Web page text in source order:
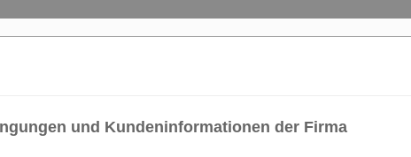
und Kundeninformationen der Firma